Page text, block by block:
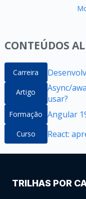
CONTEÚDOS
Carreira
Artigo
Async/
usar?
Formação Angular
Curso React:
TRILHAS POR